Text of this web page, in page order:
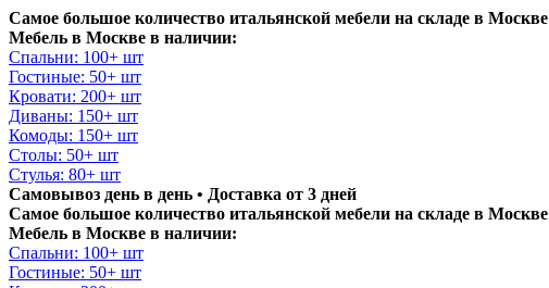
Самое большое количество итальянской мебели на складе в Москве
Мебель в Москве в наличии:
Спальни: 100+ шт
Гостиные: 50+ шт
Кровати: 200+ шт
Диваны: 150+ шт
Комоды: 150+ шт
Столы: 50+ шт
Стулья: 80+ шт
Самовывоз день в день • Доставка от 3 дней
Самое большое количество итальянской мебели на складе в Москве
Мебель в Москве в наличии:
Спальни: 100+ шт
Гостиные: 50+ шт